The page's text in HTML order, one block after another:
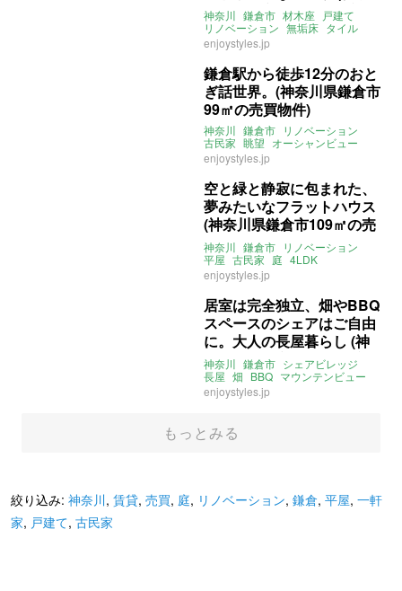
川県鎌倉市125㎡の賃貸物
件)
神奈川 鎌倉市 材木座 戸建て
リノベーション 無垢床 タイル
サンルーム 賃貸
ペット飼育相談可
enjoystyles.jp
鎌倉駅から徒歩12分のおと
ぎ話世界。(神奈川県鎌倉市
99㎡の売買物件)
神奈川 鎌倉市 リノベーション
古民家 眺望 オーシャンビュー
売買
enjoystyles.jp
空と緑と静寂に包まれた、
夢みたいなフラットハウス
(神奈川県鎌倉市109㎡の売
買物件)
神奈川 鎌倉市 リノベーション
平屋 古民家 庭 4LDK
ENJOYSTYLE
enjoystyles.jp
居室は完全独立、畑やBBQ
スペースのシェアはご自由
に。大人の長屋暮らし (神
奈川県鎌倉市47㎡の賃貸物
件)
神奈川 鎌倉市 シェアビレッジ
長屋 畑 BBQ マウンテンビュー
賃貸 賃貸
enjoystyles.jp
もっとみる
絞り込み: 神奈川, 賃貸, 売買, 庭, リノベーション, 鎌倉, 平屋, 一軒
家, 戸建て, 古民家